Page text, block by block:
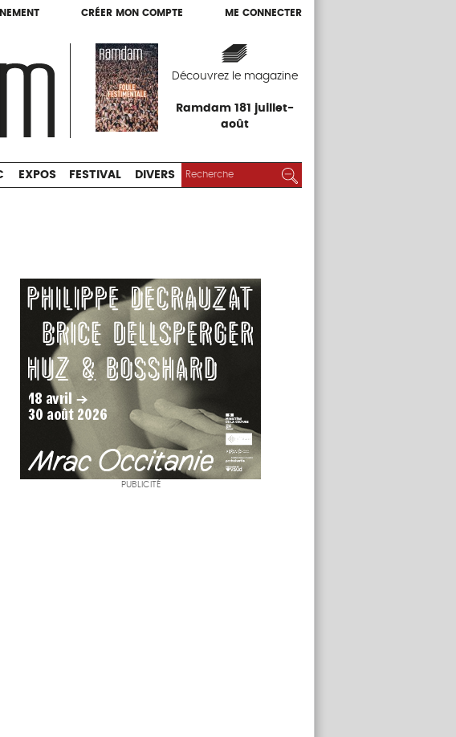
CRÉER MON COMPTE ME CONNECTER
Découvrez le magazine
Ramdam 181 juillet-
août
CRÉER MON COMPTE ME CONNECTER
JEUNE PUBLIC EXPOS
EXPOS FESTIVAL DIVERS RECHERCHER :
PUBLICITÉ